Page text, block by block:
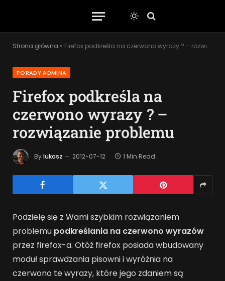
Strona główna » Firefox podkreśla na czerwono wyrazy ? – rozwiązanie problemu
PORADY ADMINA
Firefox podkreśla na
czerwono wyrazy ? –
rozwiązanie problemu
Bylukasz 2012-07-12 1 Min Read
Podzielę się z Wami szybkim rozwiązaniem
problemu podkreślania na czerwono wyrazów
przez firefox-a. Otóź firefox posiada wbudowany
moduł sprawdzania pisowni i wyróżnia na
czerwono te wyrazy, które jego zdaniem są